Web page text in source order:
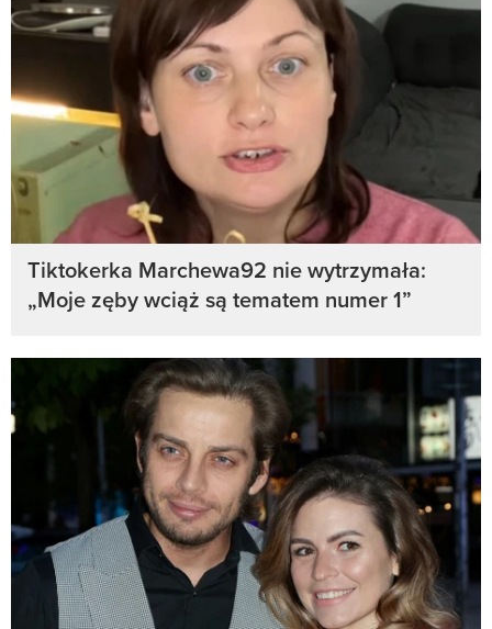
Tiktokerka Marchewa92 nie wytrzymała:
„Moje zęby wciąż są tematem numer 1”